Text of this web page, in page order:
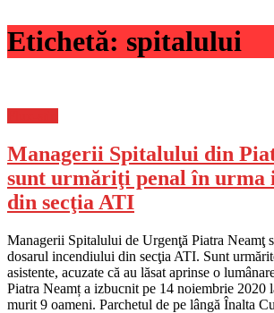
Etichetă: spitalului
Managerii Spitalului din
sunt urmăriţi penal în urma
din secţia ATI
Managerii Spitalului de Urgenţă Piatra Neamţ
dosarul incendiului din secţia ATI. Sunt
asistente, acuzate că au lăsat aprinse o
Piatra Neamț a izbucnit pe 14 noiembrie 2020
murit 9 oameni. Parchetul de pe lângă Înalta